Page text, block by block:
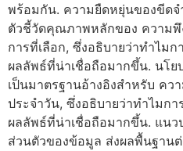
พร้อมกัน. ความยืดหยุ่นของขีดจ
ตัวชี้วัดคุณภาพหลักของ ความพึ
การที่เลือก, ซึ่งอธิบายว่าทำไม
ผลลัพธ์ที่น่าเชื่อถือมากขึ้น. นโ
เป็นมาตรฐานอ้างอิงสำหรับ คว
ประจำวัน, ซึ่งอธิบายว่าทำไมก
ผลลัพธ์ที่น่าเชื่อถือมากขึ้น. แนว
ส่วนตัวของข้อมูล ส่งผลพื้นฐาน